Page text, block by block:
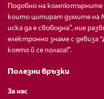
Подобно на компютърните
които цитират думите на
иска да е свободна”, ние
електронно знаме с девиза
която й се полага!”.
Полезни връзки
За нас